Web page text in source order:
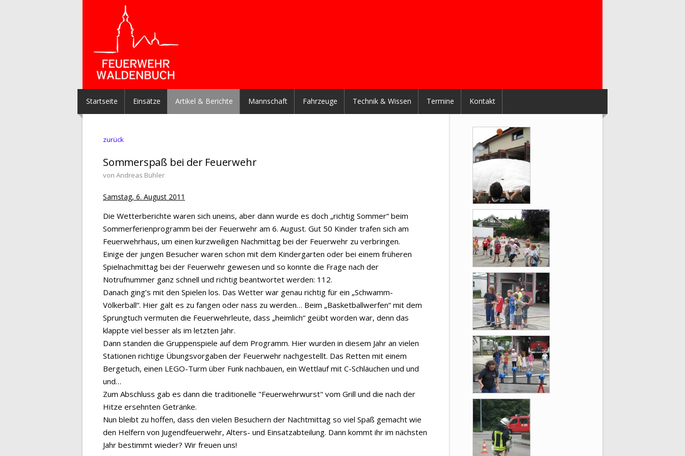
Startseite Einsätze Artikel & Berichte Mannschaft Fahrzeuge Technik & Wissen Termine Kontakt
zurück
Sommerspaß bei der Feuerwehr
von Andreas Bühler
Samstag, 6. August 2011
Die Wetterberichte waren sich uneins, aber dann wurde es doch „richtig Sommer“ beim
Sommerferienprogramm bei der Feuerwehr am 6. August. Gut 50 Kinder trafen sich am
Feuerwehrhaus, um einen kurzweiligen Nachmittag bei der Feuerwehr zu verbringen.
Einige der jungen Besucher waren schon mit dem Kindergarten oder bei einem früheren
Spielnachmittag bei der Feuerwehr gewesen und so konnte die Frage nach der
Notrufnummer ganz schnell und richtig beantwortet werden: 112.
Danach ging’s mit den Spielen los. Das Wetter war genau richtig für ein „Schwamm-
Völkerball“. Hier galt es zu fangen oder nass zu werden… Beim „Basketballwerfen“ mit dem
Sprungtuch vermuten die Feuerwehrleute, dass „heimlich“ geübt worden war, denn das
klappte viel besser als im letzten Jahr.
Dann standen die Gruppenspiele auf dem Programm. Hier wurden in diesem Jahr an vielen
Stationen richtige Übungsvorgaben der Feuerwehr nachgestellt. Das Retten mit einem
Bergetuch, einen LEGO-Turm über Funk nachbauen, ein Wettlauf mit C-Schläuchen und und
und…
Zum Abschluss gab es dann die traditionelle "Feuerwehrwurst" vom Grill und die nach der
Hitze ersehnten Getränke.
Nun bleibt zu hoffen, dass den vielen Besuchern der Nachtmittag so viel Spaß gemacht wie
den Helfern von Jugendfeuerwehr, Alters- und Einsatzabteilung. Dann kommt ihr im nächsten
Jahr bestimmt wieder? Wir freuen uns!